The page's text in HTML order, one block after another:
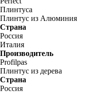
Плинтуса
Плинтус из Алюминия
Страна
Россия
Италия
Производитель
Profilpas
Плинтус из дерева
Страна
Россия